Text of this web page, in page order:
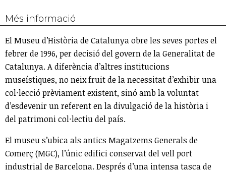
Més informació
El Museu d’Història de Catalunya obre les seves portes el
febrer de 1996, per decisió del govern de la Generalitat de
Catalunya. A diferència d’altres institucions
museístiques, no neix fruit de la necessitat d’exhibir una
col·lecció prèviament existent, sinó amb la voluntat
d’esdevenir un referent en la divulgació de la història i
del patrimoni col·lectiu del país.
El museu s’ubica als antics Magatzems Generals de
Comerç (MGC), l’únic edifici conservat del vell port
industrial de Barcelona. Després d’una intensa tasca de